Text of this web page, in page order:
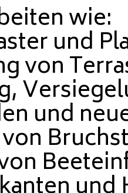
wie:
und
von
und